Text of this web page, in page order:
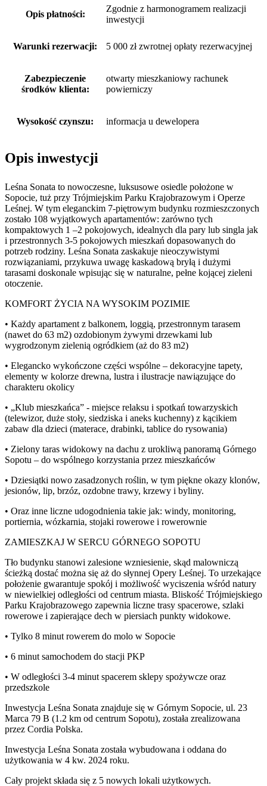
Opis płatności:
Zgodnie z harmonogramem realizacji
inwestycji
Warunki rezerwacji: 5 000 zł zwrotnej opłaty rezerwacyjnej
Zabezpieczenie
środków klienta:
otwarty mieszkaniowy rachunek
powierniczy
Wysokość czynszu: informacja u dewelopera
Opis inwestycji
Leśna Sonata to nowoczesne, luksusowe osiedle położone w
Sopocie, tuż przy Trójmiejskim Parku Krajobrazowym i Operze
Leśnej. W tym eleganckim 7-piętrowym budynku rozmieszczonych
zostało 108 wyjątkowych apartamentów: zarówno tych
kompaktowych 1 –2 pokojowych, idealnych dla pary lub singla jak
i przestronnych 3-5 pokojowych mieszkań dopasowanych do
potrzeb rodziny. Leśna Sonata zaskakuje nieoczywistymi
rozwiązaniami, przykuwa uwagę kaskadową bryłą i dużymi
tarasami doskonale wpisując się w naturalne, pełne kojącej zieleni
otoczenie.
KOMFORT ŻYCIA NA WYSOKIM POZIMIE
• Każdy apartament z balkonem, loggią, przestronnym tarasem
(nawet do 63 m2) ozdobionym żywymi drzewkami lub
wygrodzonym zielenią ogródkiem (aż do 83 m2)
• Elegancko wykończone części wspólne – dekoracyjne tapety,
elementy w kolorze drewna, lustra i ilustracje nawiązujące do
charakteru okolicy
• „Klub mieszkańca” - miejsce relaksu i spotkań towarzyskich
(telewizor, duże stoły, siedziska i aneks kuchenny) z kącikiem
zabaw dla dzieci (materace, drabinki, tablice do rysowania)
• Zielony taras widokowy na dachu z urokliwą panoramą Górnego
Sopotu – do wspólnego korzystania przez mieszkańców
• Dziesiątki nowo zasadzonych roślin, w tym piękne okazy klonów,
jesionów, lip, brzóz, ozdobne trawy, krzewy i byliny.
• Oraz inne liczne udogodnienia takie jak: windy, monitoring,
portiernia, wózkarnia, stojaki rowerowe i rowerownie
ZAMIESZKAJ W SERCU GÓRNEGO SOPOTU
Tło budynku stanowi zalesione wzniesienie, skąd malowniczą
ścieżką dostać można się aż do słynnej Opery Leśnej. To urzekające
położenie gwarantuje spokój i możliwość wyciszenia wśród natury
w niewielkiej odległości od centrum miasta. Bliskość Trójmiejskiego
Parku Krajobrazowego zapewnia liczne trasy spacerowe, szlaki
rowerowe i zapierające dech w piersiach punkty widokowe.
• Tylko 8 minut rowerem do molo w Sopocie
• 6 minut samochodem do stacji PKP
• W odległości 3-4 minut spacerem sklepy spożywcze oraz
przedszkole
Inwestycja Leśna Sonata znajduje się w Górnym Sopocie, ul. 23
Marca 79 B (1.2 km od centrum Sopotu), została zrealizowana
przez Cordia Polska.
Inwestycja Leśna Sonata została wybudowana i oddana do
użytkowania w 4 kw. 2024 roku.
Cały projekt składa się z 5 nowych lokali użytkowych.